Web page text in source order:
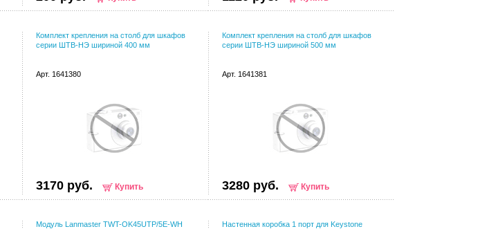
Комплект крепления на столб для шкафов
серии ШТВ-НЭ шириной 400 мм
Арт. 1641380
3170 руб. Купить
Комплект крепления на столб для шкафов
серии ШТВ-НЭ шириной 500 мм
Арт. 1641381
3280 руб. Купить
Модуль Lanmaster TWT-OK45UTP/5E-WH
Настенная коробка 1 порт для Keystone